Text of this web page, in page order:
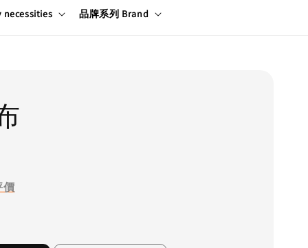
necessities 品牌系列 Brand